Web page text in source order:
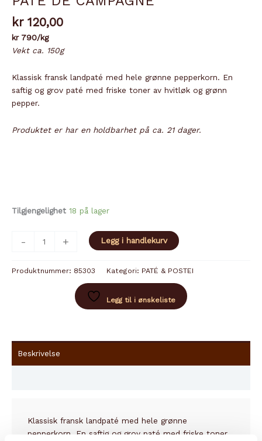
kr120,00
kr 790/kg
Vekt ca. 150g
Klassisk fransk landpaté med hele grønne pepperkorn. En
saftig og grov paté med friske toner av hvitløk og grønn
pepper.
Produktet er har en holdbarhet på ca. 21 dager.
Tilgjengelighet 18 på lager
-
antall
+ Legg i handlekurv
Produktnummer: 85303 Kategori: PATÉ & POSTEI
Legg til i ønskeliste
Beskrivelse
Klassisk fransk landpaté med hele grønne
pepperkorn. En saftig og grov paté med friske toner